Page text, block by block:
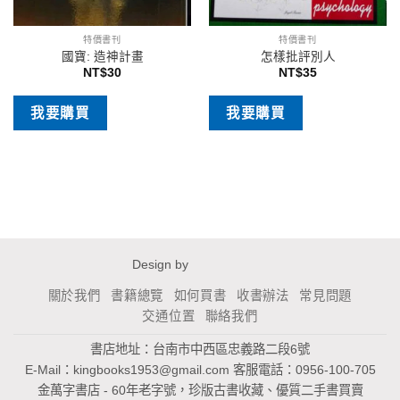
特價書刊
國寶: 造神計畫
NT$30
我要購買
特價書刊
怎樣批評別人
NT$35
我要購買
Design by
關於我們 書籍總覽 如何買書 收書辦法
常見問題
交通位置
聯絡我們
書店地址：台南市中西區忠義路二段6號
E-Mail： kingbooks1953@gmail.com 客服電話：0956-100-705
金萬字書店 - 60年老字號，珍版古書收藏、優質二手書買賣